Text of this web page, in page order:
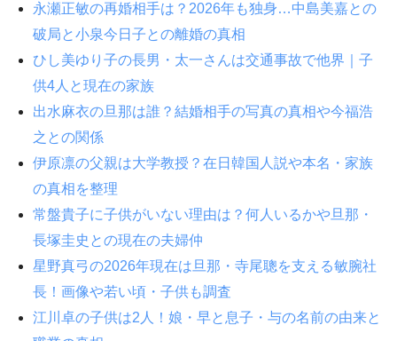
永瀬正敏の再婚相手は？2026年も独身…中島美嘉との
破局と小泉今日子との離婚の真相
ひし美ゆり子の長男・太一さんは交通事故で他界｜子
供4人と現在の家族
出水麻衣の旦那は誰？結婚相手の写真の真相や今福浩
之との関係
伊原凛の父親は大学教授？在日韓国人説や本名・家族
の真相を整理
常盤貴子に子供がいない理由は？何人いるかや旦那・
長塚圭史との現在の夫婦仲
星野真弓の2026年現在は旦那・寺尾聰を支える敏腕社
長！画像や若い頃・子供も調査
江川卓の子供は2人！娘・早と息子・与の名前の由来と